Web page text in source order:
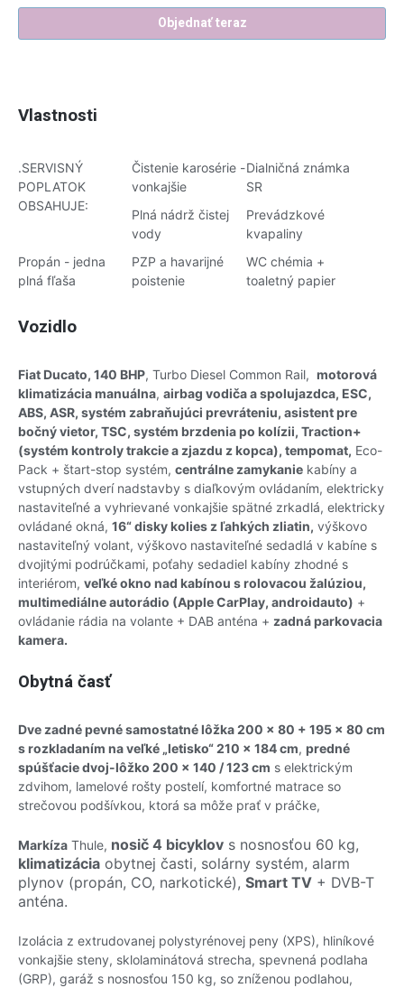
Objednať teraz
Vlastnosti
.SERVISNÝ
POPLATOK
OBSAHUJE:
Čistenie karosérie -
vonkajšie
Dialničná známka
SR
Plná nádrž čistej
vody
Prevádzkové
kvapaliny
Propán - jedna
plná fľaša
PZP a havarijné
poistenie
WC chémia +
toaletný papier
Vozidlo
Fiat Ducato, 140 BHP, Turbo Diesel Common Rail, motorová
klimatizácia manuálna, airbag vodiča a spolujazdca, ESC,
ABS, ASR, systém zabraňujúci prevráteniu, asistent pre
bočný vietor, TSC, systém brzdenia po kolízii, Traction+
(systém kontroly trakcie a zjazdu z kopca), tempomat, Eco-
Pack + štart-stop systém, centrálne zamykanie kabíny a
vstupných dverí nadstavby s diaľkovým ovládaním, elektricky
nastaviteľné a vyhrievané vonkajšie spätné zrkadlá, elektricky
ovládané okná, 16“ disky kolies z ľahkých zliatin, výškovo
nastaviteľný volant, výškovo nastaviteľné sedadlá v kabíne s
dvojitými podrúčkami, poťahy sedadiel kabíny zhodné s
interiérom, veľké okno nad kabínou s rolovacou žalúziou,
multimediálne autorádio (Apple CarPlay, androidauto) +
ovládanie rádia na volante + DAB anténa + zadná parkovacia
kamera.
Obytná časť
Dve zadné pevné samostatné lôžka 200 x 80 + 195 x 80 cm
s rozkladaním na veľké „letisko“ 210 x 184 cm, predné
spúšťacie dvoj-lôžko 200 x 140 / 123 cm s elektrickým
zdvihom, lamelové rošty postelí, komfortné matrace so
strečovou podšívkou, ktorá sa môže prať v práčke,
Markíza Thule, nosič 4 bicyklov s nosnosťou 60 kg,
klimatizácia obytnej časti, solárny systém, alarm
plynov (propán, CO, narkotické), Smart TV + DVB-T
anténa.
Izolácia z extrudovanej polystyrénovej peny (XPS), hliníkové
vonkajšie steny, sklolaminátová strecha, spevnená podlaha
(GRP), garáž s nosnosťou 150 kg, so zníženou podlahou,